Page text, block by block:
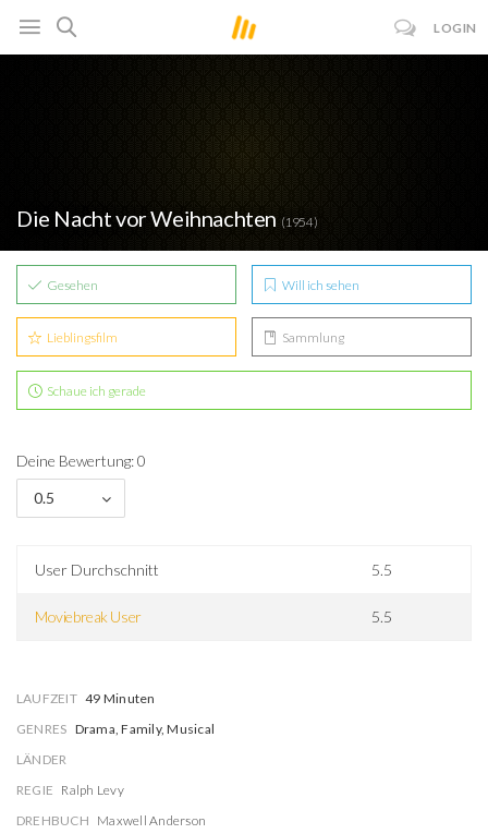
LOGIN
Die Nacht vor Weihnachten (1954)
Gesehen Will ich sehen
Lieblingsfilm Sammlung
Schaue ich gerade
Deine Bewertung: 0
0.5
User Durchschnitt 5.5
Moviebreak User 5.5
LAUFZEIT 49 Minuten
GENRES Drama, Family, Musical
LÄNDER
REGIE Ralph Levy
DREHBUCH Maxwell Anderson